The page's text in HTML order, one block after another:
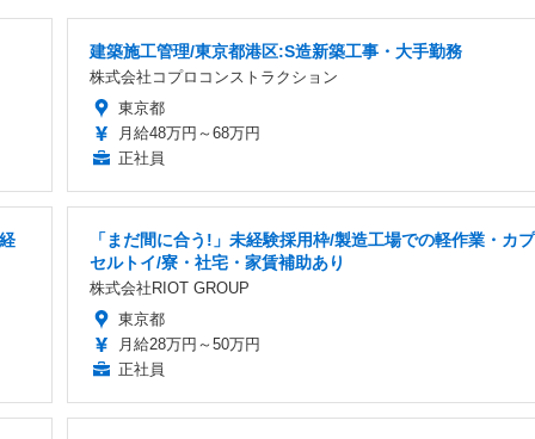
建築施工管理/東京都港区:S造新築工事・大手勤務
株式会社コプロコンストラクション
東京都
月給48万円～68万円
正社員
「まだ間に合う!」未経験採用枠/製造工場での軽作業・カプ
セルトイ/寮・社宅・家賃補助あり
株式会社RIOT GROUP
東京都
月給28万円～50万円
正社員